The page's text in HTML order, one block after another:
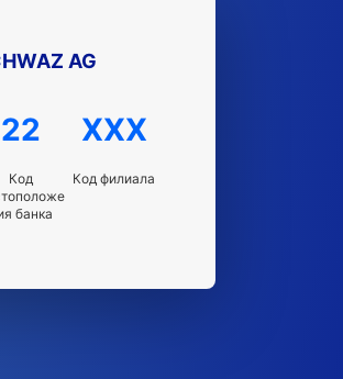
AG
22
Код
банка
XXX
Код филиала